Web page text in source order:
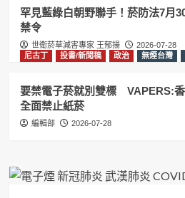
盟籲從源頭終
3
尼古丁 投書/新聞
電子菸
樣可以摻毒
4
禁菸 維護國
罕見藍綠白朝野聯手！菸防法7月
禁令
世衛菸草減害專家 王郁揚
2026-07-28
尼古丁
投書/新聞稿 政治 無煙台灣
要禁電子菸就別雙標 VAPERS:
全面禁止紙菸
編輯部 2026-07-28